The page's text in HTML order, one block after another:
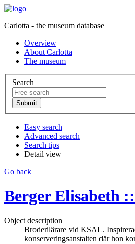
Carlotta - the museum database
Overview
About Carlotta
The museum
Search
Easy search
Advanced search
Search tips
Detail view
Go back
Berger Elisabeth
Object description
Broderilärare vid KSAL.
konserveringsanstalten där hon